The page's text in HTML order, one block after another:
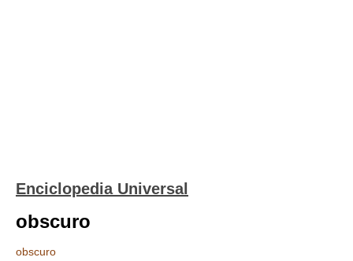
Enciclopedia Universal
obscuro
obscuro